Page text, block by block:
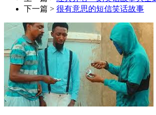
下一篇 > 很有意思的短信笑话故事